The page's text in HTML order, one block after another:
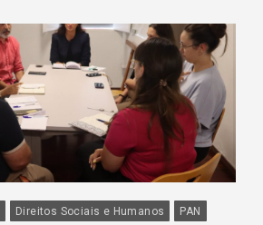
Direitos Sociais e Humanos
PAN